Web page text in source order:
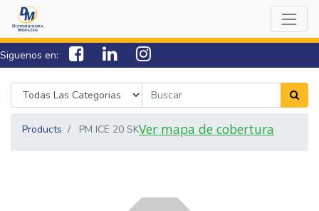
Siguenos en:
7538-0000 sac@lamorazan.com
Products PM ICE 20 SKVer mapa de cobertura